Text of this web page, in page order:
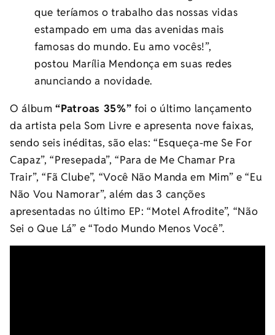
que teríamos o trabalho das nossas vidas
estampado em uma das avenidas mais
famosas do mundo. Eu amo vocês!”,
postou Marília Mendonça em suas redes
anunciando a novidade.
O álbum“Patroas 35%” foi o último lançamento
da artista pela Som Livre e apresenta nove faixas,
sendo seis inéditas, são elas: “Esqueça-me Se For
Capaz”, “Presepada”, “Para de Me Chamar Pra
Trair”, “Fã Clube”, “Você Não Manda em Mim” e “Eu
Não Vou Namorar”, além das 3 canções
apresentadas no último EP: “Motel Afrodite”, “Não
Sei o Que Lá” e “Todo Mundo Menos Você”.